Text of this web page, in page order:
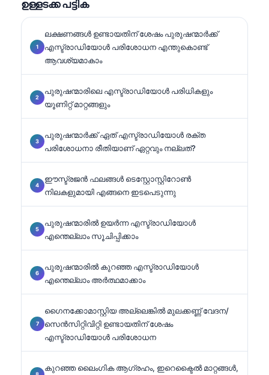
## (continued).
ഉള്ളടക്ക പട്ടിക
ലക്ഷണങ്ങൾ ഉണ്ടായതിന് ശേഷം പുരുഷന്മാർക്ക്
എസ്ട്രാഡിയോൾ പരിശോധന എന്തുകൊണ്ട്
ആവശ്യമാകാം
പുരുഷന്മാരിലെ എസ്ട്രാഡിയോൾ പരിധികളും
യൂണിറ്റ് മാറ്റങ്ങളും
പുരുഷന്മാർക്ക് ഏത് എസ്ട്രാഡിയോൾ രക്ത
പരിശോധനാ രീതിയാണ് ഏറ്റവും നല്ലത്?
ഈസ്ട്രജൻ ഫലങ്ങൾ ടെസ്റ്റോസ്റ്റിറോൺ
നിലകളുമായി എങ്ങനെ ഇടപെടുന്നു
പുരുഷന്മാരിൽ ഉയർന്ന എസ്ട്രാഡിയോൾ
എന്തെല്ലാം സൂചിപ്പിക്കാം
പുരുഷന്മാരിൽ കുറഞ്ഞ എസ്ട്രാഡിയോൾ
എന്തെല്ലാം അർത്ഥമാക്കാം
ഗൈനക്കോമാസ്റ്റിയ അല്ലെങ്കിൽ മുലക്കണ്ണ് വേദന/
സെൻസിറ്റിവിറ്റി ഉണ്ടായതിന് ശേഷം
എസ്ട്രാഡിയോൾ പരിശോധന
കുറഞ്ഞ ലൈംഗിക ആഗ്രഹം, ഇറെക്ടൈൽ മാറ്റങ്ങൾ,